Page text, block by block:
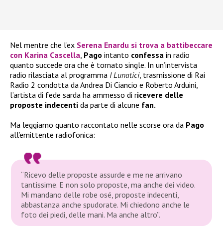
Nel mentre che l’ex Serena Enardu si trova a battibeccare
con Karina Cascella, Pago intanto confessa in radio
quanto succede ora che è tornato single. In un’intervista
radio rilasciata al programma I Lunatici, trasmissione di Rai
Radio 2 condotta da Andrea Di Ciancio e Roberto Arduini,
l’artista di fede sarda ha ammesso di ricevere delle
proposte indecenti da parte di alcune fan.
Ma leggiamo quanto raccontato nelle scorse ora da Pago
all’emittente radiofonica:
“Ricevo delle proposte assurde e me ne arrivano
tantissime. E non solo proposte, ma anche dei video.
Mi mandano delle robe osé, proposte indecenti,
abbastanza anche spudorate. Mi chiedono anche le
foto dei piedi, delle mani. Ma anche altro”.